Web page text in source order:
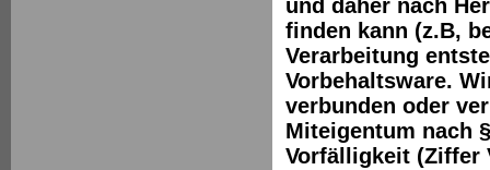
und daher nach
finden kann (z.B,
Verarbeitung
Vorbehaltsware.
verbunden oder
Miteigentum nach
Vorfälligkeit (Ziffer